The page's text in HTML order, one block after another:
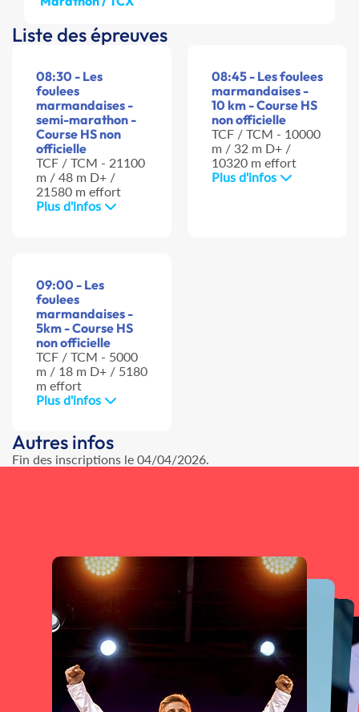
Liste des épreuves
08:30 - Les
foulees
marmandaises -
semi-marathon -
Course HS non
officielle
TCF / TCM - 21100
m / 48 m D+ /
21580 m effort
Plus d'infos
08:45 - Les foulees
marmandaises -
10 km - Course HS
non officielle
TCF / TCM - 10000
m / 32 m D+ /
10320 m effort
Plus d'infos
09:00 - Les
foulees
marmandaises -
5km - Course HS
non officielle
TCF / TCM - 5000
m / 18 m D+ / 5180
m effort
Plus d'infos
Autres infos
Fin des inscriptions le 04/04/2026.